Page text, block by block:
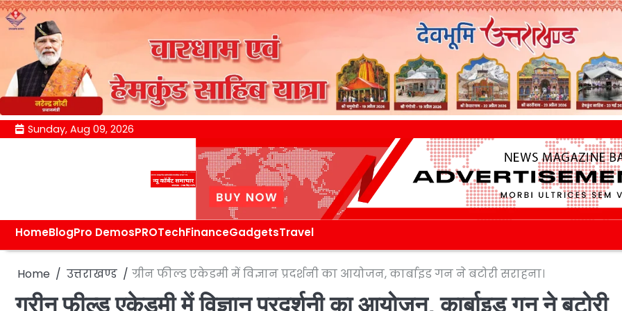
Skip Sunday, Aug 09, 2026
HomeBlogPro DemosPROTechFinanceGadgetsTravel
Home उत्तराखण्ड ग्रीन फील्ड एकेडमी में विज्ञान प्रदर्शनी का आयोजन, कार्बाइड गन ने बटोरी सराहना।
ग्रीन फील्ड एकेडमी में विज्ञान प्रदर्शनी का आयोजन, कार्बाइड गन ने बटोरी